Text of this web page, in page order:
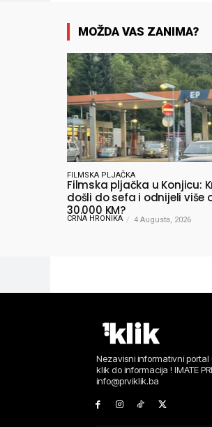
MOŽDA VAS ZANIMA?
FILMSKA PLJAČKA
Filmska pljačka u Konjicu:
došli do sefa i odnijeli više
30.000 KM?
CRNA HRONIKA 4 Augusta, 2026
Nezavisni informativni portal
klik do informacija ! IMATE
info@prviklik.ba